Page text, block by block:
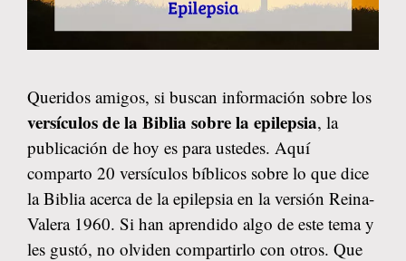
Queridos amigos, si buscan información sobre los
versículos de la Biblia sobre la epilepsia, la
publicación de hoy es para ustedes. Aquí
comparto 20 versículos bíblicos sobre lo que dice
la Biblia acerca de la epilepsia en la versión Reina-
Valera 1960. Si han aprendido algo de este tema y
les gustó, no olviden compartirlo con otros. Que